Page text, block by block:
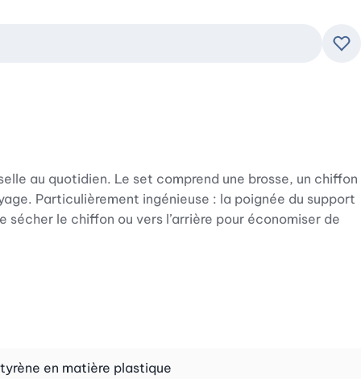
au quotidien. Le set comprend une brosse, un chiffon
Particulièrement ingénieuse : la poignée du support
le chiffon ou vers l’arrière pour économiser de
simple. Grâce à ses dimensions compactes de
en matière plastique